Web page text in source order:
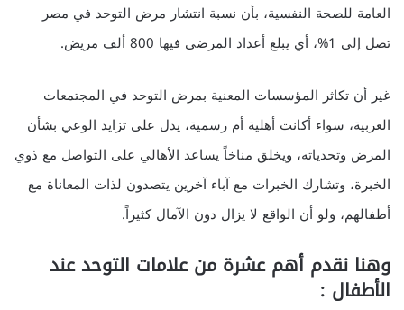
العامة للصحة النفسية، بأن نسبة انتشار مرض التوحد في مصر
تصل إلى 1%، أي يبلغ أعداد المرضى فيها 800 ألف مريض.
غير أن تكاثر المؤسسات المعنية بمرض التوحد في المجتمعات
العربية، سواء أكانت أهلية أم رسمية، يدل على تزايد الوعي بشأن
المرض وتحدياته، ويخلق مناخاً يساعد الأهالي على التواصل مع ذوي
الخبرة، وتشارك الخبرات مع آباء آخرين يتصدون لذات المعاناة مع
أطفالهم، ولو أن الواقع لا يزال دون الآمال كثيراً.
وهنا نقدم أهم عشرة من علامات التوحد عند
الأطفال :